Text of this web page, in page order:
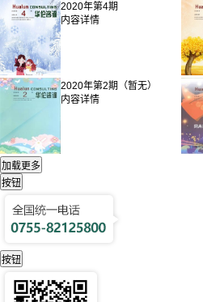
2020年第4期
内容详情
2020年第2期（暂无）
内容详情